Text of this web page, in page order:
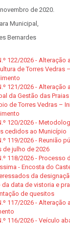
de 2020.
Municipal,
Bernardes
122/2026 - Alteração
de Torres Vedras
121/2026 - Alteração
da Gestão das
de Torres Vedras –
120/2026 -
cedidos ao Município
119/2026 - Reunião
de julho de 2026
118/2026 - Processo
- Encosta do
da
da data de vistoria e
de quesitos
117/2026 - Alteração
116/2026 - Veículo